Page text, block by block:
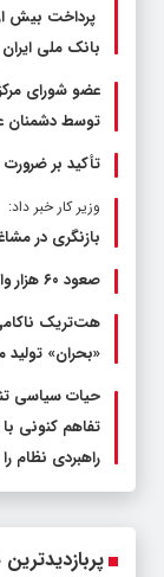
بانک ملی ایران
عضو شورای
توسط دشمنان
تأکید بر
وزیر کار خبر داد:
بازنگری در
صعود ۶۰ هزار واحدی شاخص بورس
هت‌تریک
«بحران» تولید
حیات سیاسی
تفاهم کنونی
راهبردی نظام